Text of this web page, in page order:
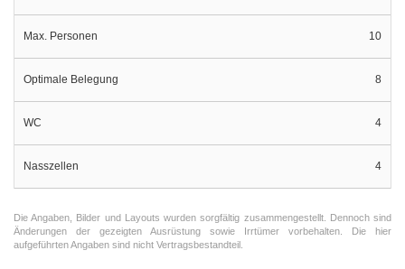
Max. Personen 10
Optimale Belegung 8
WC 4
Nasszellen 4
Die Angaben, Bilder und Layouts wurden sorgfältig zusammengestellt. Dennoch sind
Änderungen der gezeigten Ausrüstung sowie Irrtümer vorbehalten. Die hier
aufgeführten Angaben sind nicht Vertragsbestandteil.